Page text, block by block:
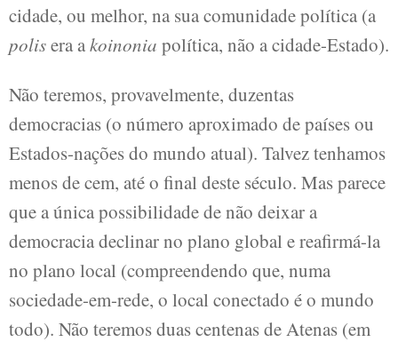
cidade, ou melhor, na sua comunidade política (a
polisera akoinonia política, não a cidade-Estado).
Não teremos, provavelmente, duzentas
democracias (o número aproximado de países ou
Estados-nações do mundo atual). Talvez tenhamos
menos de cem, até o final deste século. Mas parece
que a única possibilidade de não deixar a
democracia declinar no plano global e reafirmá-la
no plano local (compreendendo que, numa
sociedade-em-rede, o local conectado é o mundo
todo). Não teremos duas centenas de Atenas (em